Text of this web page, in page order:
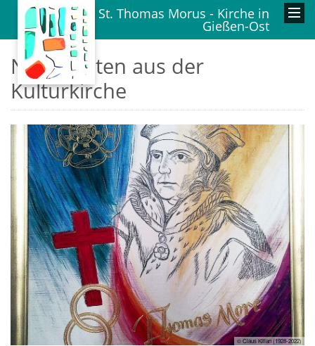
St. Thomas Morus - Kirche in
Gießen-Ost
Nachrichten aus der
Kulturkirche
© Claus Kilian (1928-2022)